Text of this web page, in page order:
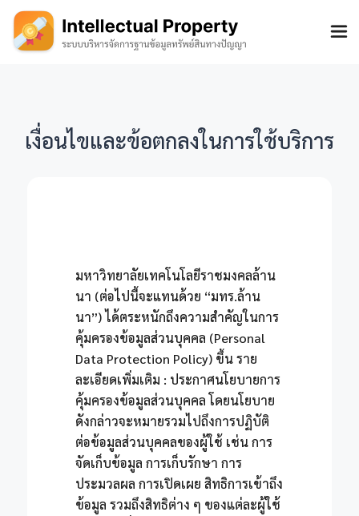
เงื่อนไขและข้อตกลงในการใช้บริการ
มหาวิทยาลัยเทคโนโลยีราชมงคลล้าน
นา (ต่อไปนี้จะแทนด้วย “มทร.ล้าน
นา”) ได้ตระหนักถึงความสำคัญในการ
คุ้มครองข้อมูลส่วนบุคคล (Personal
Data Protection Policy) ขึ้น ราย
ละเอียดเพิ่มเติม : ประกาศนโยบายการ
คุ้มครองข้อมูลส่วนบุคคลโดยนโยบาย
ดังกล่าวจะหมายรวมไปถึงการปฏิบัติ
ต่อข้อมูลส่วนบุคคลของผู้ใช้ เช่น การ
จัดเก็บข้อมูล การเก็บรักษา การ
ประมวลผล การเปิดเผย สิทธิการเข้าถึง
ข้อมูล รวมถึงสิทธิต่าง ๆ ของแต่ละผู้ใช้